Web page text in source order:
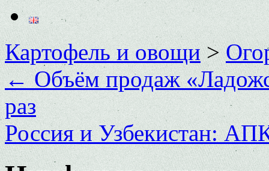
Картофель и овощи>
←Объём продаж
раз
Россия и Узбекистан: